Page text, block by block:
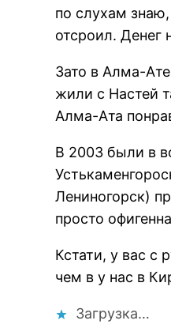
по слухам знаю,
отсроил. Денег
Зато в Алма-
жили с Настей
Алма-Ата
В 2003 были в
Лениногорск)
просто
Кстати, у вас с
чем в у нас в
Загрузка…